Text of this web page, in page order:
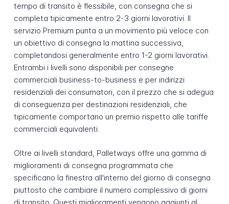
tempo di transito è flessibile, con consegna che si
completa tipicamente entro 2-3 giorni lavorativi. Il
servizio Premium punta a un movimento più veloce con
un obiettivo di consegna la mattina successiva,
completandosi generalmente entro 1-2 giorni lavorativi.
Entrambi i livelli sono disponibili per consegne
commerciali business-to-business e per indirizzi
residenziali dei consumatori, con il prezzo che si adegua
di conseguenza per destinazioni residenziali, che
tipicamente comportano un premio rispetto alle tariffe
commerciali equivalenti.
Oltre ai livelli standard, Palletways offre una gamma di
miglioramenti di consegna programmata che
specificano la finestra all'interno del giorno di consegna
piuttosto che cambiare il numero complessivo di giorni
di transito. Questi miglioramenti vengono aggiunti al